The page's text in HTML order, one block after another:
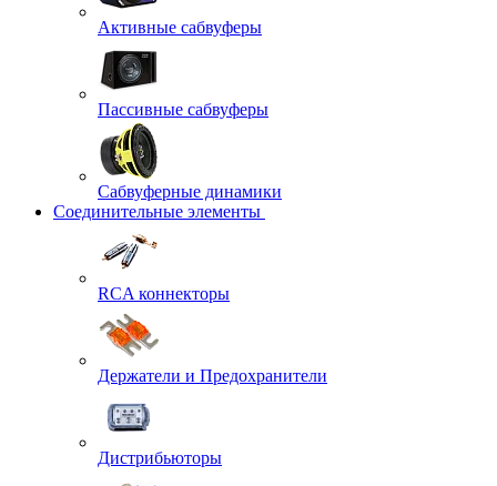
Активные сабвуферы
Пассивные сабвуферы
Сабвуферные динамики
Соединительные элементы
RCA коннекторы
Держатели и Предохранители
Дистрибьюторы